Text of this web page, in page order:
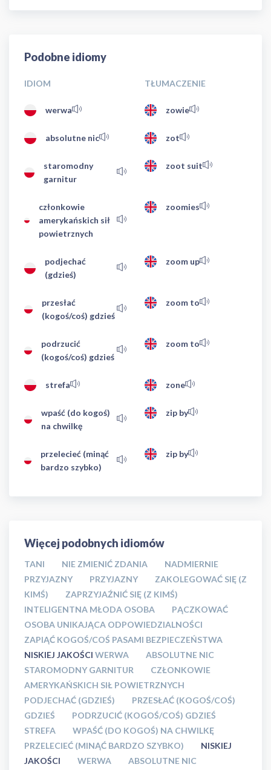
Podobne idiomy
IDIOM TŁUMACZENIE
werwa zowie
absolutne nic zot
staromodny
garnitur
zoot suit
członkowie
amerykańskich sił
powietrznych
zoomies
podjechać
(gdzieś)
zoom up
przesłać
(kogoś/coś) gdzieś
zoom to
podrzucić
(kogoś/coś) gdzieś
zoom to
strefa zone
wpaść (do kogoś)
na chwilkę
zip by
przelecieć (minąć
bardzo szybko)
zip by
Więcej podobnych idiomów
TANI NIE ZMIENIĆ ZDANIA
NADMIERNIE
PRZYJAZNY
PRZYJAZNY
ZAKOLEGOWAĆ SIĘ (Z
KIMŚ)
ZAPRZYJAŹNIĆ SIĘ (Z KIMŚ)
INTELIGENTNA MŁODA OSOBA
PĄCZKOWAĆ
OSOBA UNIKAJĄCA ODPOWIEDZIALNOŚCI
ZAPIĄĆ KOGOŚ/COŚ PASAMI BEZPIECZEŃSTWA
NISKIEJ JAKOŚCI WERWA
ABSOLUTNE NIC
STAROMODNY GARNITUR
CZŁONKOWIE
AMERYKAŃSKICH SIŁ POWIETRZNYCH
PODJECHAĆ (GDZIEŚ)
PRZESŁAĆ (KOGOŚ/COŚ)
GDZIEŚ
PODRZUCIĆ (KOGOŚ/COŚ) GDZIEŚ
STREFA
WPAŚĆ (DO KOGOŚ) NA CHWILKĘ
PRZELECIEĆ (MINĄĆ BARDZO SZYBKO)
NISKIEJ
JAKOŚCI
WERWA
ABSOLUTNE NIC